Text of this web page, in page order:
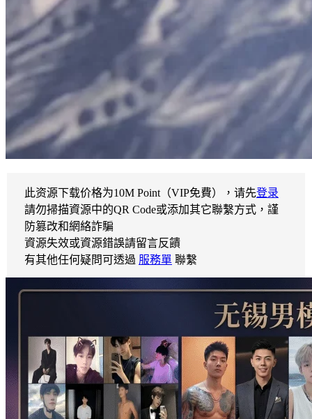
此资源下载价格为10M Point（VIP免費），请先登录
請勿掃描資源中的QR Code或添加其它聯繫方式，謹
防篡改和網絡詐騙
資源失效或資源錯誤請留言反饋
有其他任何疑問可透過 服務單 聯繫